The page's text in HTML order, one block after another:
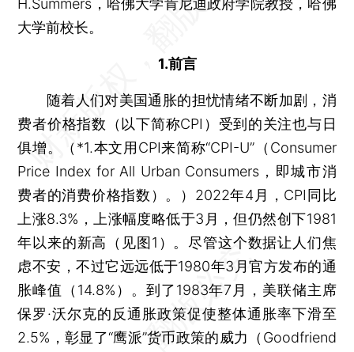
H.Summers，哈佛大学肯尼迪政府学院教授，哈佛
大学前校长。
1.前言
随着人们对美国通胀的担忧情绪不断加剧，消
费者价格指数（以下简称CPI）受到的关注也与日
俱增。（*1.本文用CPI来简称“CPI-U”（Consumer
Price Index for All Urban Consumers，即城市消
费者的消费价格指数）。）2022年4月，CPI同比
上涨8.3%，上涨幅度略低于3月，但仍然创下1981
年以来的新高（见图1）。尽管这个数据让人们焦
虑不安，不过它远远低于1980年3月官方发布的通
胀峰值（14.8%）。到了1983年7月，美联储主席
保罗·沃尔克的反通胀政策促使整体通胀率下滑至
2.5%，彰显了“鹰派”货币政策的威力（Goodfriend